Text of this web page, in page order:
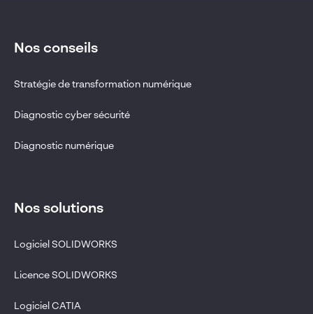
Nos conseils
Stratégie de transformation numérique
Diagnostic cyber sécurité
Diagnostic numérique
Nos solutions
Logiciel SOLIDWORKS
Licence SOLIDWORKS
Logiciel CATIA